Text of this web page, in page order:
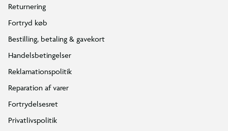
Returnering
Fortryd køb
Bestilling, betaling & gavekort
Handelsbetingelser
Reklamationspolitik
Reparation af varer
Fortrydelsesret
Privatlivspolitik